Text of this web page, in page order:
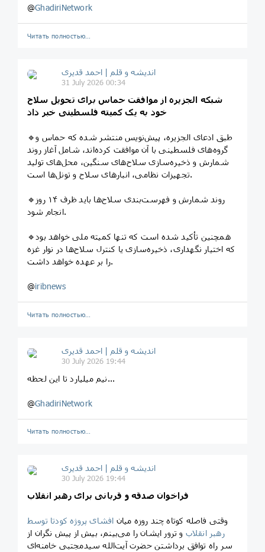
@GhadiriNetwork
Читать полностью…
اندیشه و قلم | احمد قدیری
31 July 2026 00:34
شبکه الجزیره از موافقت حماس برای تحویل سلاح
خود به یک کمیته فلسطینی خبر داد
🔹طبق ادعای الجزیره، پیش‌نویس منتشر شده که حماس و
گروه‌های فلسطینی با آن موافقت کرده‌اند، شامل آغاز روند
شمارش و ذخیره‌سازی سلاح‌های سنگین، محل‌های تولید
تجهیزات نظامی، انبارهای سلاح و تونل‌ها است.
🔹روند شمارش و فهرست‌بندی سلاح‌ها باید ظرف ۱۴ روز
انجام شود.
🔹همچنین تأکید شده است که تنها کمیته ملی خواهد بود
که اختیار نگهداری، ذخیره‌سازی یا کنترل سلاح‌ها در نوار غزه
را بر عهده خواهد داشت.
@iribnews
Читать полностью…
اندیشه و قلم | احمد قدیری
30 July 2026 19:44
نیم میلیارد تا این لحظه...
@GhadiriNetwork
Читать полностью…
اندیشه و قلم | احمد قدیری
30 July 2026 19:44
فراخوان صدقه و قربانی برای رهبر انقلاب
وقتی فاصله کوتاه چند روزه میان افشای پروژه کودتا توسط
رهبر انقلاب و ترور ایشان را می‌بینم، بیش از پیش نگران از
سر راه توافق برداشتن حضرت آیت‌الله سیدمجتبی خامنه‌ای